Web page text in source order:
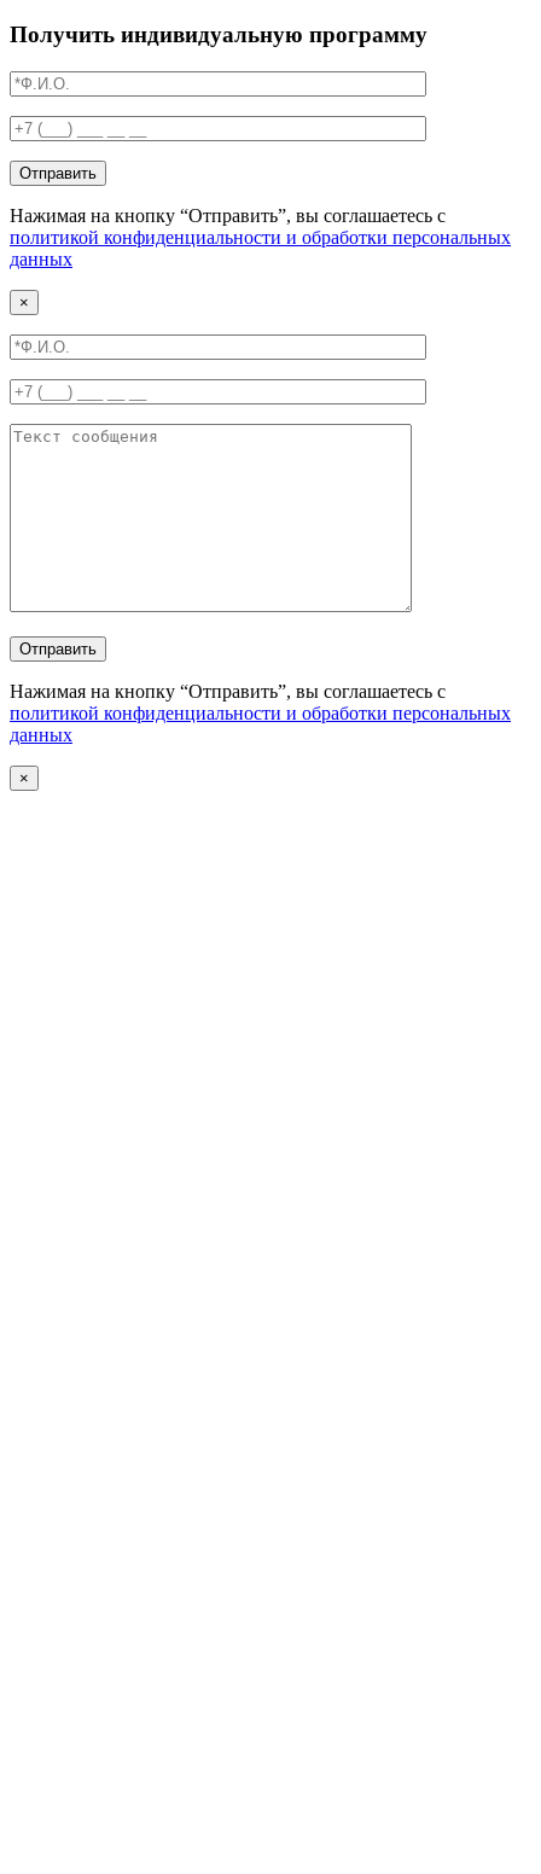
Получить индивидуальную программу
Отправить
Нажимая на кнопку “Отправить”, вы соглашаетесь с
политикой конфиденциальности и обработки персональных
данных
×
Отправить
Нажимая на кнопку “Отправить”, вы соглашаетесь с
политикой конфиденциальности и обработки персональных
данных
×